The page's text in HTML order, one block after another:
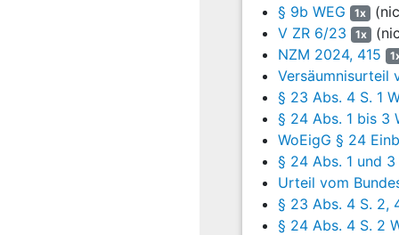
5 Zudem wurde unter
6
„Beschluss zur
kein
7
K. S. lud mit E-Mail
ein. Mit E-Mail vom
8
Die
gefasste
genehmigt.
§ 9b WEG 1x
V ZR 6/23
1x
NZM 2024, 415
Versäumnisurteil
§ 23 Abs. 4 S. 1
§ 24 Abs. 1 bis 3
WoEigG § 24
§ 24 Abs. 1 und 3
Urteil vom
§ 23 Abs. 4 S. 2,
§ 24 Abs. 4 S. 2